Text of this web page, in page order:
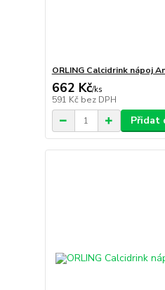
ORLING Calcidrink nápoj
662 Kč/ks
591 Kč bez DPH
Přidat